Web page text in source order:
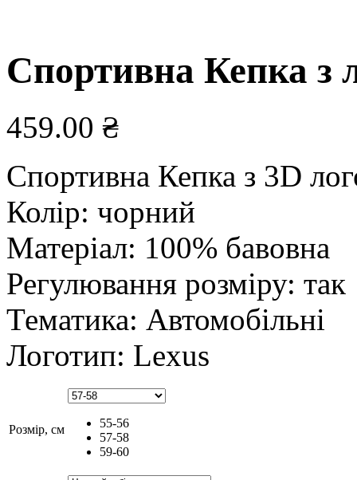
Спортивна Кепка з
459.00 ₴
Спортивна Кепка з 3D
Колір: чорний
Матеріал: 100% бавовна
Регулювання розміру: так
Тематика: Автомобільні
Логотип: Lexus
Розмір, см
55-56
57-58
59-60